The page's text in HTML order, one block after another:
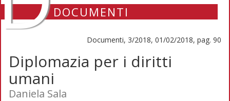
DOCUMENTI
Documenti, 3/2018, 01/02/2018, pag. 90
Diplomazia per i diritti
umani
Daniela Sala